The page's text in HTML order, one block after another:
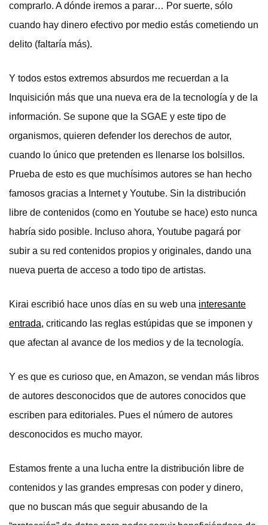
comprarlo. A dónde iremos a parar… Por suerte, sólo
cuando hay dinero efectivo por medio estás cometiendo un
delito (faltaría más).
Y todos estos extremos absurdos me recuerdan a la
Inquisición más que una nueva era de la tecnología y de la
información. Se supone que la SGAE y este tipo de
organismos, quieren defender los derechos de autor,
cuando lo único que pretenden es llenarse los bolsillos.
Prueba de esto es que muchísimos autores se han hecho
famosos gracias a Internet y Youtube. Sin la distribución
libre de contenidos (como en Youtube se hace) esto nunca
habría sido posible. Incluso ahora, Youtube pagará por
subir a su red contenidos propios y originales, dando una
nueva puerta de acceso a todo tipo de artistas.
Kirai escribió hace unos días en su web una interesante
entrada, criticando las reglas estúpidas que se imponen y
que afectan al avance de los medios y de la tecnología.
Y es que es curioso que, en Amazon, se vendan más libros
de autores desconocidos que de autores conocidos que
escriben para editoriales. Pues el número de autores
desconocidos es mucho mayor.
Estamos frente a una lucha entre la distribución libre de
contenidos y las grandes empresas con poder y dinero,
que no buscan más que seguir abusando de la